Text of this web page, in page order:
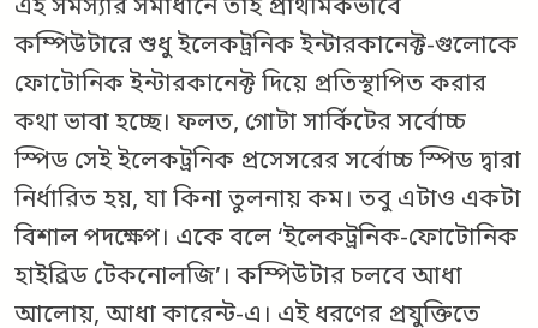
এই সমস্যার সমাধানে তাই প্রাথমিকভাবে
কম্পিউটারে শুধু ইলেকট্রনিক ইন্টারকানেক্ট-গুলোকে
ফোটোনিক ইন্টারকানেক্ট দিয়ে প্রতিস্থাপিত করার
কথা ভাবা হচ্ছে। ফলত, গোটা সার্কিটের সর্বোচ্চ
স্পিড সেই ইলেকট্রনিক প্রসেসরের সর্বোচ্চ স্পিড দ্বারা
নির্ধারিত হয়, যা কিনা তুলনায় কম। তবু এটাও একটা
বিশাল পদক্ষেপ। একে বলে ‘ইলেকট্রনিক-ফোটোনিক
হাইব্রিড টেকনোলজি’। কম্পিউটার চলবে আধা
আলোয়, আধা কারেন্ট-এ। এই ধরণের প্রযুক্তিতে